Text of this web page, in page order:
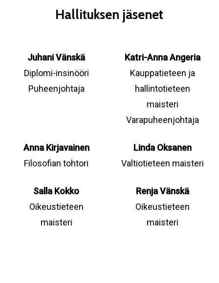
Hallituksen jäsenet
Juhani Vänskä
Diplomi-insinööri
Puheenjohtaja
Katri-Anna Angeria
Kauppatieteen ja
hallintotieteen
maisteri
Varapuheenjohtaja
Anna Kirjavainen
Filosofian tohtori
Linda Oksanen
Valtiotieteen maisteri
Salla Kokko
Oikeustieteen
maisteri
Renja Vänskä
Oikeustieteen
maisteri